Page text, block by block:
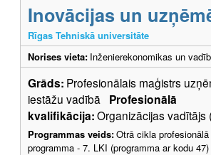
Inovācijas un
Rīgas Tehniskā universitāte
Norises vieta: Inženierekonomikas un
Grāds: Profesionālais maģistrs
iestāžu vadībā Profesionālā
kvalifikācija:Organizācijas vadītājs
Programmas veids:Otrā cikla
programma - 7. LKI (programma ar kodu 47)